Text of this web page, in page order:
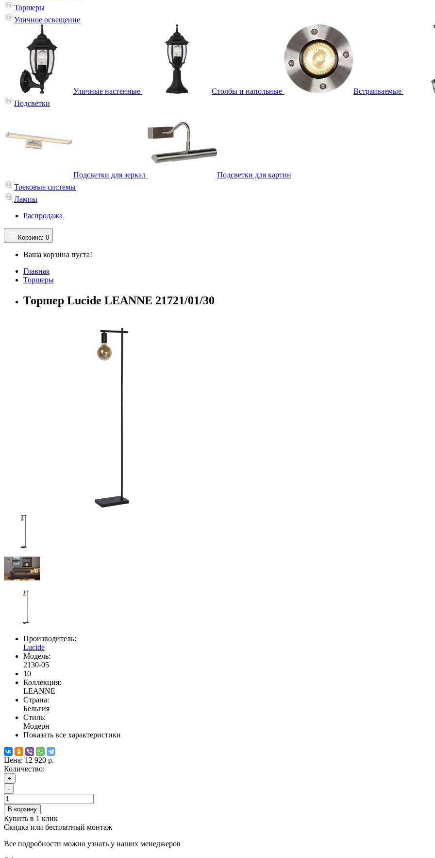
Торшеры
Уличное освещение
Уличные настенные Столбы и напольные Встраиваемые
Подсветки
Подсветки для зеркал
Подсветки для картин
Трековые системы
Лампы
Распродажа
Корзина: 0
Ваша корзина пуста!
Главная
Торшеры
Торшер Lucide LEANNE 21721/01/30
Производитель:
Lucide
Модель:
2130-05
10
Коллекция:
LEANNE
Страна:
Бельгия
Стиль:
Модерн
Показать все характеристики
Цена: 12 920 р.
Количество:
+
-
В корзину
Купить в 1 клик
Скидка или бесплатный монтаж
Все подробности можно узнать у наших менеджеров